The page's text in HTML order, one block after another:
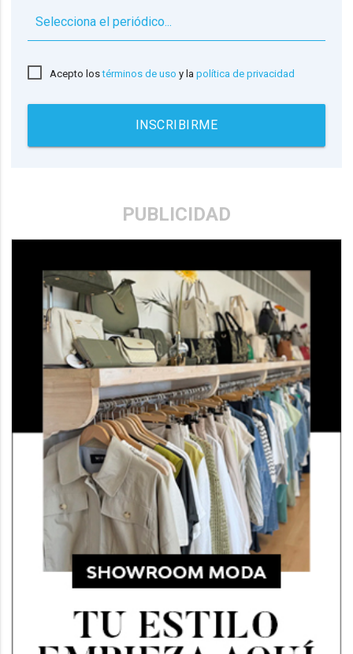
Acepto lostérminos de uso y lapolítica de privacidad
INSCRIBIRME
PUBLICIDAD